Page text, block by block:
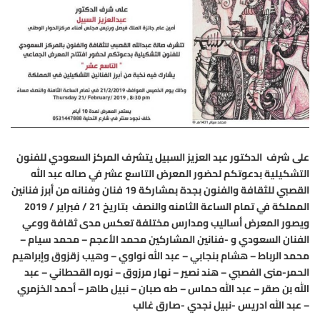
على شرف الدكتور عبد العزيز السبيل يتشرف المركز السعودي للفنون
التشكيلية بدعوتكم لحضور المعرض التاسع عشر في صاله عبد الله
القصبي للثقافة والفنون بجدة بمشاركة 19 فنان وفنانه من أبرز فنانين
المملكة في تمام الساعة الثامنه والنصف بتاريخ 21 / فبراير / 2019
ويصور المعرض أساليب ومدارس مختلفة تعكس مدى ثقافة ووعي
الفنان السعودي و -فنانين المشاركين محمد الأعجم – محمد سيام –
محمد الرباط – هشام بنجابي – عبد الله نواوي – وهيب زقزوق وإبراهيم
الحمر-منى الفصبي – هند نصير – نهار مرزوق – نوره القحطاني – عبد
الله بن صقر – عبد الله حماس – طه صبان – نبيل طاهر – أحمد الخزمري
– عبد الله ادريس -نبيل نجدي -صارق غالب